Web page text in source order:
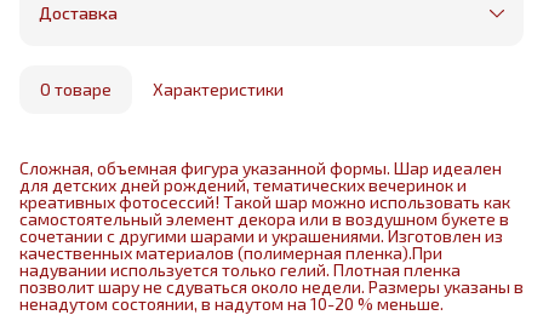
Бесплатная доставка в пределах КАД
маркетплейса
Доставка
О товаре Характеристики
Сложная, объемная фигура указанной формы. Шар идеален
для детских дней рождений, тематических вечеринок и
креативных фотосессий! Такой шар можно использовать как
самостоятельный элемент декора или в воздушном букете в
сочетании с другими шарами и украшениями. Изготовлен из
качественных материалов (полимерная пленка).При
надувании используется только гелий. Плотная пленка
позволит шару не сдуваться около недели. Размеры указаны в
ненадутом состоянии, в надутом на 10-20 % меньше.